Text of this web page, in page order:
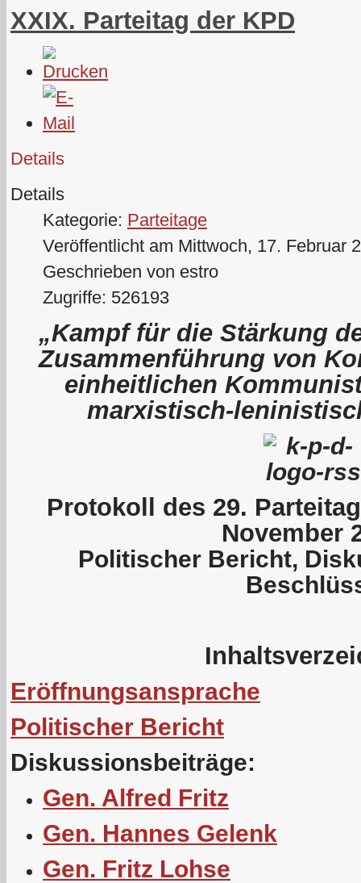
XXIX. Parteitag der KPD
Details
Details
Kategorie: Parteitage
Veröffentlicht am Mittwoch, 17. Februar
Geschrieben von estro
Zugriffe: 526193
„Kampf für die Stärkung
Zusammenführung von
einheitlichen
marxistisch-
Protokoll des 29.
November
Politischer Bericht,
Eröffnungsansprache
Politischer Bericht
Diskussionsbeiträge:
Gen. Alfred Fritz
Gen. Hannes Gelenk
Gen. Fritz Lohse